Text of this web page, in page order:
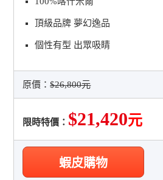
頂級品牌 夢幻逸品
個性有型 出眾吸睛
原價：$26,800元
限時特價： $21,420元
蝦皮購物